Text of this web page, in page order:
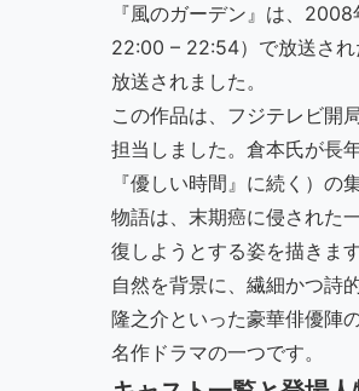
『風のガーデン』は、
22:00 – 22:54）で放送され
放送されました。
この作品は、フジテレビ開
担当しました。倉本氏が長
『優しい時間』に続く）の
物語は、末期癌に侵された
復しようとする姿を描きま
自然を背景に、繊細かつ詩
隆之介といった豪華俳優陣
名作ドラマの一つです。